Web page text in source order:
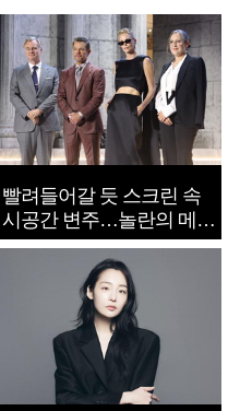
빨려들어갈 듯 스크린 속
시공간 변주…놀란의 메시
지는 ‘전쟁 속죄’